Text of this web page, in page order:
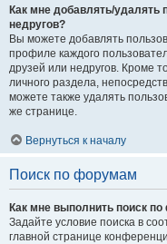
Как мне добавлять/удалять
недругов?
Вы можете добавлять
профиле каждого
друзей или недругов. Кроме
личного раздела,
можете также удалять
же странице.
Вернуться к началу
Поиск по форумам
Как мне выполнить поиск
Задайте условие поиска в
главной странице